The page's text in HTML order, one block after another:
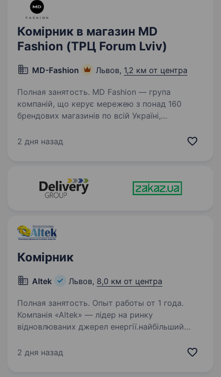
Комірник в магазин MD
Fashion (ТРЦ Forum Lviv)
MD-Fashion Львов, 1,2 км от центра
Полная занятость. MD Fashion — група
компаній, що керує мережею з понад 160
брендових магазинів по всій Україні,
світові бренди Tommy Hilfiger, Calvin Klein,
2 дня назад
Комірник
Altek Львов, 8,0 км от центра
Полная занятость. Опыт работы от 1 года.
Компанія «Altek» — лідер на ринку
відновлюваних джерел енергії.найбільший
для альтернативної енергетики в Україні.
2 дня назад